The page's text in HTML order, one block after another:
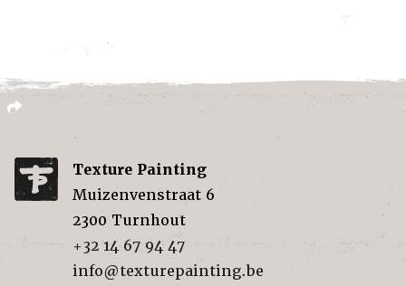
Texture Painting
Muizenvenstraat 6
2300 Turnhout
+32 14 67 94 47
info@texturepainting.be